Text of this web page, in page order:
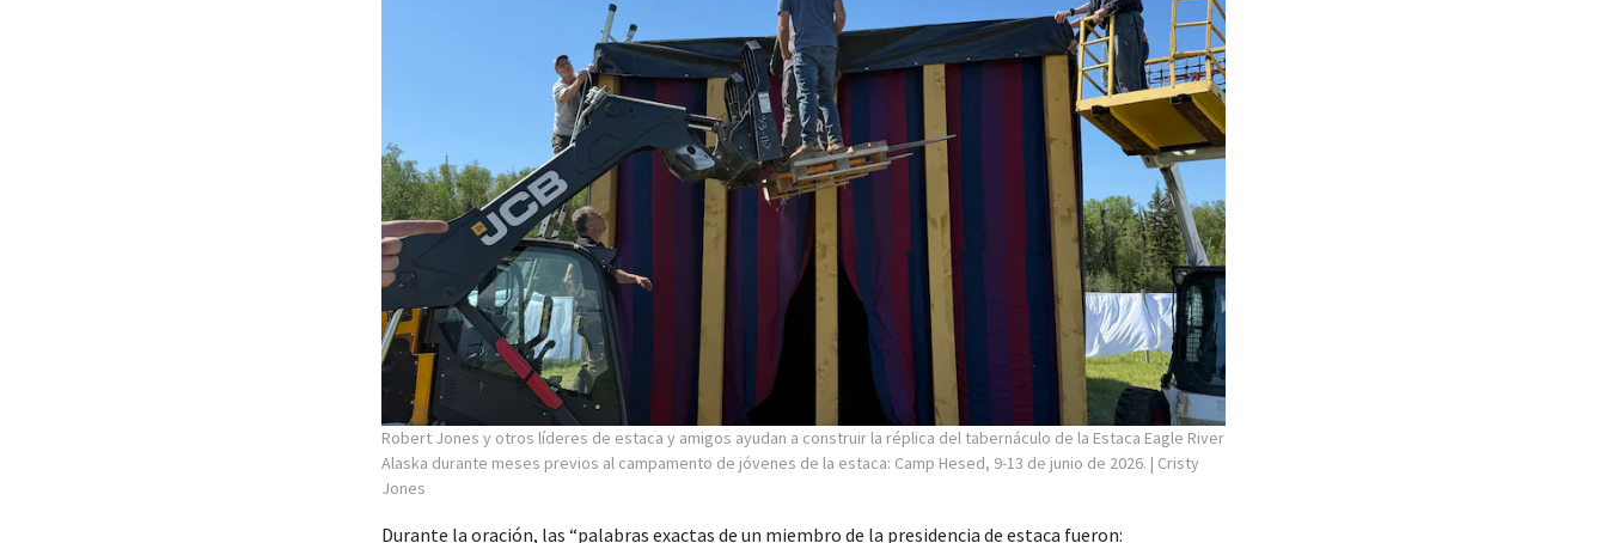
Robert Jones y otros líderes de estaca y amigos ayudan a construir la réplica del tabernáculo de la Estaca Eagle River
Alaska durante meses previos al campamento de jóvenes de la estaca: Camp Hesed, 9-13 de junio de 2026. | Cristy
Jones
Durante la oración, las “palabras exactas de un miembro de la presidencia de estaca fueron: